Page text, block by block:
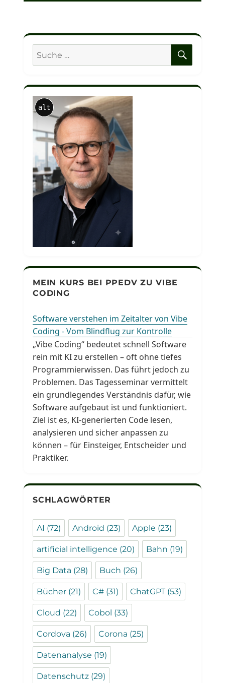
Suche
nach:
alt
MEIN KURS BEI PPEDV ZU VIBE
CODING
Software verstehen im Zeitalter von Vibe
Coding - Vom Blindflug zur Kontrolle
„Vibe Coding“ bedeutet schnell Software
rein mit KI zu erstellen – oft ohne tiefes
Programmierwissen. Das führt jedoch zu
Problemen. Das Tagesseminar vermittelt
ein grundlegendes Verständnis dafür, wie
Software aufgebaut ist und funktioniert.
Ziel ist es, KI-generierten Code lesen,
analysieren und sicher anpassen zu
können – für Einsteiger, Entscheider und
Praktiker.
SCHLAGWÖRTER
AI (72) Android (23) Apple (23)
artificial intelligence (20) Bahn (19)
Big Data (28) Buch (26)
Bücher (21) C# (31) ChatGPT(53)
Cloud (22) Cobol (33)
Cordova (26) Corona (25)
Datenanalyse (19)
Datenschutz (29)